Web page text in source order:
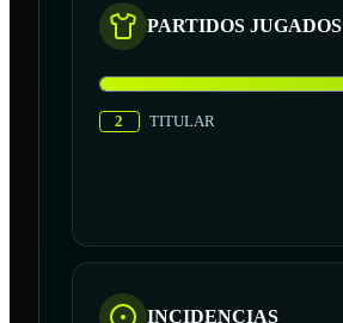
PARTIDOS JUGADOS
2 TITULAR
INCIDENCIAS